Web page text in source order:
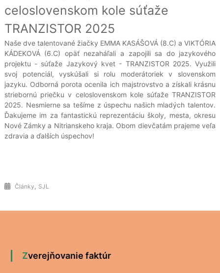
celoslovenskom kole súťaže
TRANZISTOR 2025
Naše dve talentované žiačky EMMA KASÁŠOVÁ (8.C) a VIKTÓRIA
KÁDEKOVÁ (6.C) opäť nezaháľali a zapojili sa do jazykového
projektu - súťaže Jazykový kvet - TRANZISTOR 2025. Využili
svoj potenciál, vyskúšali si rolu moderátoriek v slovenskom
jazyku. Odborná porota ocenila ich majstrovstvo a získali krásnu
striebornú priečku v celoslovenskom kole súťaže TRANZISTOR
2025. Nesmierne sa tešíme z úspechu našich mladých talentov.
Ďakujeme im za fantastickú reprezentáciu školy, mesta, okresu
Nové Zámky a Nitrianskeho kraja. Obom dievčatám prajeme veľa
zdravia a ďalších úspechov!
Články , SJL
Zverejňovanie faktúr